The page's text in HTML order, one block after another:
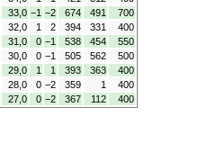
33,0 −1 −2 674 491
700
32,0 1 2 394 331
400
31,0 0 −1 538 454
550
30,0 0 −1 505 562
500
29,0 1 1 393 363
400
28,0 0 −2 359 1
400
27,0 0 −2 367 112 400